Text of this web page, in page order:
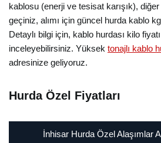
kablosu (enerji ve tesisat karışık),
geçiniz, alımı için güncel hurda kablo
Detaylı bilgi için, kablo hurdası kilo
inceleyebilirsiniz. Yüksek tonajlı kablo
adresinize geliyoruz.
Hurda Özel Fiyatları
İnhisar Hurda Özel Alaşımlar